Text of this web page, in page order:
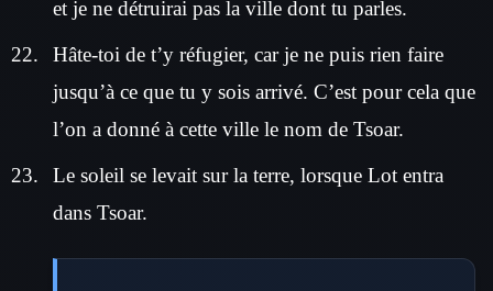
et je ne détruirai pas la ville dont tu parles.
Hâte-toi de t’y réfugier, car je ne puis rien faire
jusqu’à ce que tu y sois arrivé. C’est pour cela que
l’on a donné à cette ville le nom de Tsoar.
Le soleil se levait sur la terre, lorsque Lot entra
dans Tsoar.